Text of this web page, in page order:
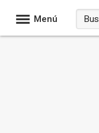
Menú